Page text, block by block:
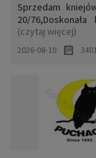
Sprzedam
20/
podchód i
Leica Magnus
Merkla.Merkla B3
(czytaj więcej)
2026-08-10